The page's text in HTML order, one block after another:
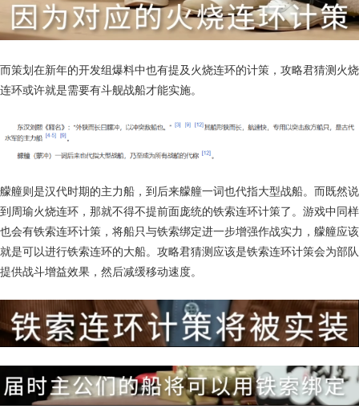
而策划在新年的开发组爆料中也有提及火烧连环的计策，攻略君猜测火烧
连环或许就是需要有斗舰战船才能实施。
艨艟则是汉代时期的主力船，到后来艨艟一词也代指大型战船。而既然说
到周瑜火烧连环，那就不得不提前面庞统的铁索连环计策了。游戏中同样
也会有铁索连环计策，将船只与铁索绑定进一步增强作战实力，艨艟应该
就是可以进行铁索连环的大船。攻略君猜测应该是铁索连环计策会为部队
提供战斗增益效果，然后减缓移动速度。